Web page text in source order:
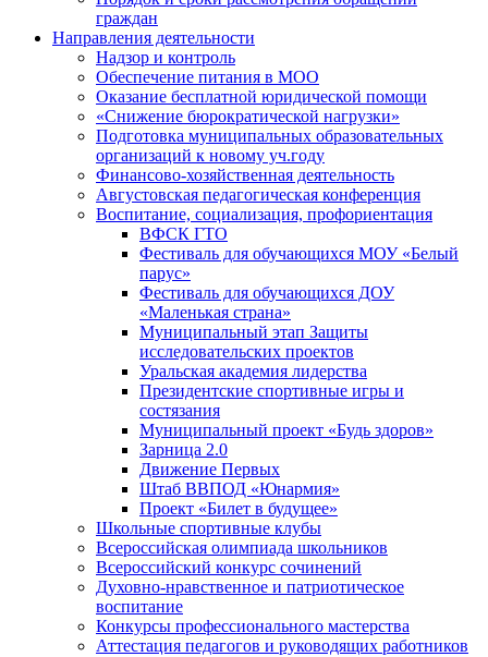
граждан
Направления деятельности
Надзор и контроль
Обеспечение питания в МОО
Оказание бесплатной юридической помощи
«Снижение бюрократической нагрузки»
Подготовка муниципальных образовательных
организаций к новому уч.году
Финансово-хозяйственная деятельность
Августовская педагогическая конференция
Воспитание, социализация, профориентация
ВФСК ГТО
Фестиваль для обучающихся МОУ «Белый
парус»
Фестиваль для обучающихся ДОУ
«Маленькая страна»
Муниципальный этап Защиты
исследовательских проектов
Уральская академия лидерства
Президентские спортивные игры и
состязания
Муниципальный проект «Будь здоров»
Зарница 2.0
Движение Первых
Штаб ВВПОД «Юнармия»
Проект «Билет в будущее»
Школьные спортивные клубы
Всероссийская олимпиада школьников
Всероссийский конкурс сочинений
Духовно-нравственное и патриотическое
воспитание
Конкурсы профессионального мастерства
Аттестация педагогов и руководящих работников